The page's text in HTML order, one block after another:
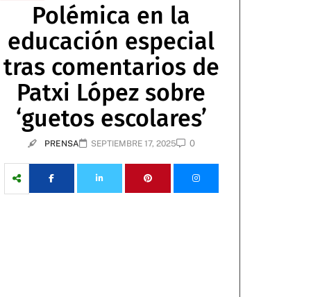
Polémica en la
educación especial
tras comentarios de
Patxi López sobre
‘guetos escolares’
PRENSA SEPTIEMBRE 17, 2025 0